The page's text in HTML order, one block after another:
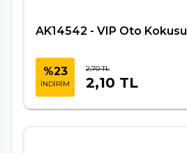
AK14542 - VIP Oto Kokusu
%23
İNDİRİM
2,70 TL
2,10 TL